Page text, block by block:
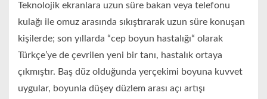
Teknolojik ekranlara uzun süre bakan veya telefonu
kulağı ile omuz arasında sıkıştırarak uzun süre konuşan
kişilerde; son yıllarda “cep boyun hastalığı“ olarak
Türkçe’ye de çevrilen yeni bir tanı, hastalık ortaya
çıkmıştır. Baş düz olduğunda yerçekimi boyuna kuvvet
uygular, boyunla düşey düzlem arası açı artışı